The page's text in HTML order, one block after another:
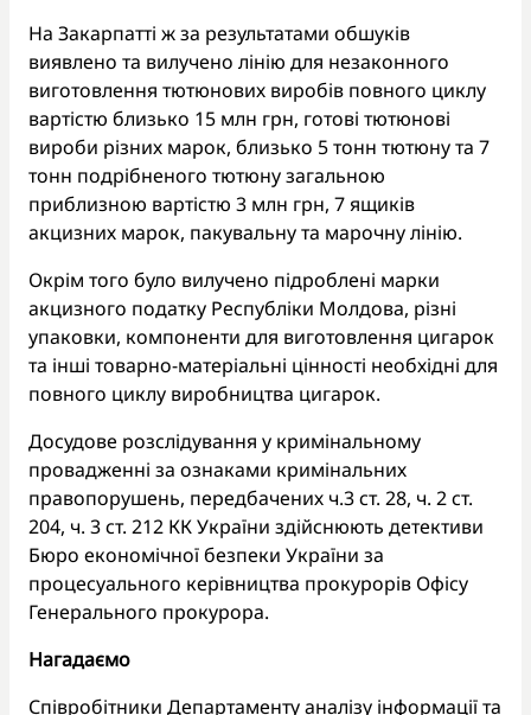
На Закарпатті ж за результатами обшуків
виявлено та вилучено лінію для незаконного
виготовлення тютюнових виробів повного циклу
вартістю близько 15 млн грн, готові тютюнові
вироби різних марок, близько 5 тонн тютюну та 7
тонн подрібненого тютюну загальною
приблизною вартістю 3 млн грн, 7 ящиків
акцизних марок, пакувальну та марочну лінію.
Окрім того було вилучено підроблені марки
акцизного податку Республіки Молдова, різні
упаковки, компоненти для виготовлення цигарок
та інші товарно-матеріальні цінності необхідні для
повного циклу виробництва цигарок.
Досудове розслідування у кримінальному
провадженні за ознаками кримінальних
правопорушень, передбачених ч.3 ст. 28, ч. 2 ст.
204, ч. 3 ст. 212 КК України здійснюють детективи
Бюро економічної безпеки України за
процесуального керівництва прокурорів Офісу
Генерального прокурора.
Нагадаємо
Співробітники Департаменту аналізу інформації та